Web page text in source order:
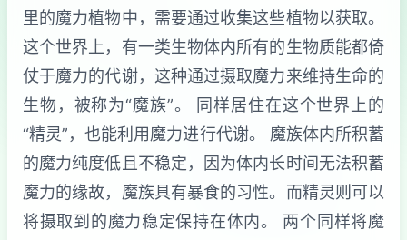
里的魔力植物中，需要通过收集这些植物以获取。
这个世界上，有一类生物体内所有的生物质能都倚
仗于魔力的代谢，这种通过摄取魔力来维持生命的
生物，被称为“魔族”。 同样居住在这个世界上的
“精灵”，也能利用魔力进行代谢。 魔族体内所积蓄
的魔力纯度低且不稳定，因为体内长时间无法积蓄
魔力的缘故，魔族具有暴食的习性。而精灵则可以
将摄取到的魔力稳定保持在体内。 两个同样将魔